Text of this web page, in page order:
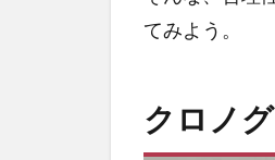
てみよう。
クロノ